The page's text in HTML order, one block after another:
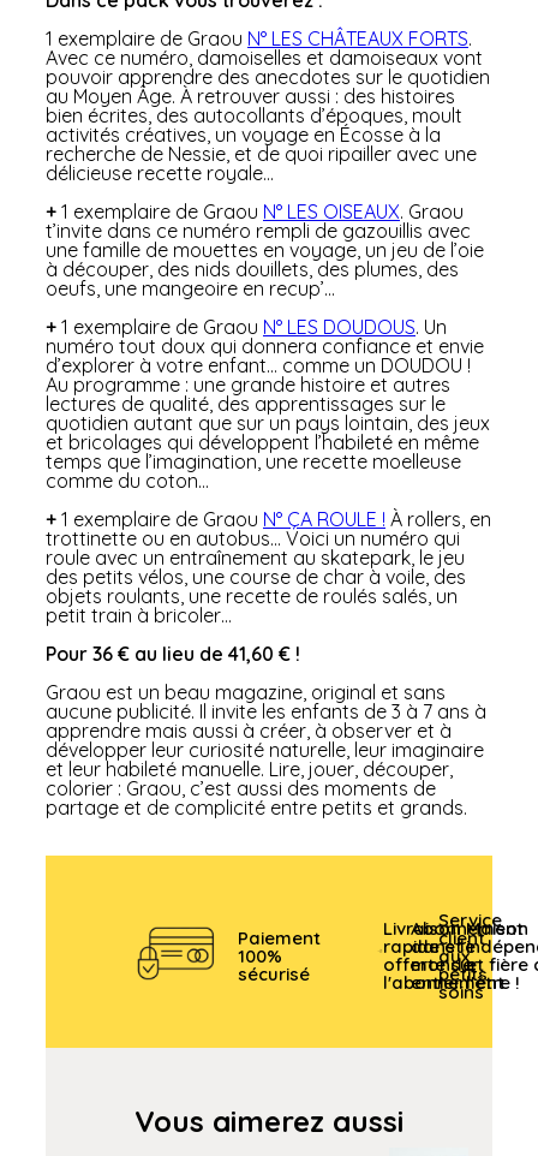
1 exemplaire de Graou N° LES CHÂTEAUX FORTS.
Avec ce numéro, damoiselles et damoiseaux vont
pouvoir apprendre des anecdotes sur le quotidien
au Moyen Âge. À retrouver aussi : des histoires
bien écrites, des autocollants d’époques, moult
activités créatives, un voyage en Écosse à la
recherche de Nessie, et de quoi ripailler avec une
délicieuse recette royale…
+ 1 exemplaire de Graou N° LES OISEAUX. Graou
t’invite dans ce numéro rempli de gazouillis avec
une famille de mouettes en voyage, un jeu de l’oie
à découper, des nids douillets, des plumes, des
oeufs, une mangeoire en recup’…
+ 1 exemplaire de Graou N° LES DOUDOUS. Un
numéro tout doux qui donnera confiance et envie
d’explorer à votre enfant… comme un DOUDOU !
Au programme : une grande histoire et autres
lectures de qualité, des apprentissages sur le
quotidien autant que sur un pays lointain, des jeux
et bricolages qui développent l’habileté en même
temps que l’imagination, une recette moelleuse
comme du coton…
+ 1 exemplaire de Graou N° ÇA ROULE ! À rollers, en
trottinette ou en autobus… Voici un numéro qui
roule avec un entraînement au skatepark, le jeu
des petits vélos, une course de char à voile, des
objets roulants, une recette de roulés salés, un
petit train à bricoler…
Pour 36 € au lieu de 41,60 € !
Graou est un beau magazine, original et sans
aucune publicité. Il invite les enfants de 3 à 7 ans à
apprendre mais aussi à créer, à observer et à
développer leur curiosité naturelle, leur imaginaire
et leur habileté manuelle. Lire, jouer, découper,
colorier : Graou, c’est aussi des moments de
partage et de complicité entre petits et grands.
Paiement
100%
sécurisé
Livraison
rapide et
offerte sur
l'abonnement
Abonnement
dans le
monde
entier
Service
client
aux
petits
soins
Maison
et fière
l'être !
Vous aimerez aussi